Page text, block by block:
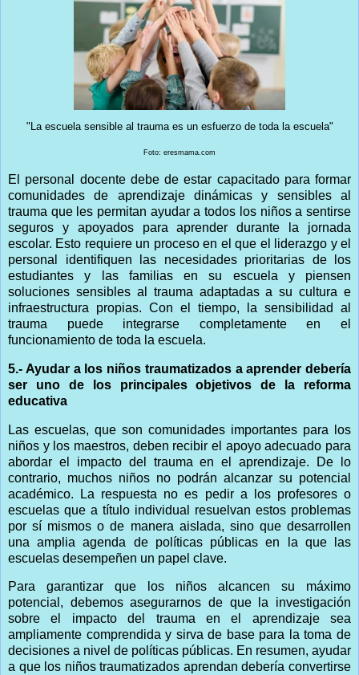
"La escuela sensible al trauma es un esfuerzo de toda la escuela"
Foto: eresmama.com
El personal docente debe de estar capacitado para formar
comunidades de aprendizaje dinámicas y sensibles al
trauma que les permitan ayudar a todos los niños a sentirse
seguros y apoyados para aprender durante la jornada
escolar. Esto requiere un proceso en el que el liderazgo y el
personal identifiquen las necesidades prioritarias de los
estudiantes y las familias en su escuela y piensen
soluciones sensibles al trauma adaptadas a su cultura e
infraestructura propias. Con el tiempo, la sensibilidad al
trauma puede integrarse completamente en el
funcionamiento de toda la escuela.
5.- Ayudar a los niños traumatizados a aprender debería
ser uno de los principales objetivos de la reforma
educativa
Las escuelas, que son comunidades importantes para los
niños y los maestros, deben recibir el apoyo adecuado para
abordar el impacto del trauma en el aprendizaje. De lo
contrario, muchos niños no podrán alcanzar su potencial
académico. La respuesta no es pedir a los profesores o
escuelas que a título individual resuelvan estos problemas
por sí mismos o de manera aislada, sino que desarrollen
una amplia agenda de políticas públicas en la que las
escuelas desempeñen un papel clave.
Para garantizar que los niños alcancen su máximo
potencial, debemos asegurarnos de que la investigación
sobre el impacto del trauma en el aprendizaje sea
ampliamente comprendida y sirva de base para la toma de
decisiones a nivel de políticas públicas. En resumen, ayudar
a que los niños traumatizados aprendan debería convertirse